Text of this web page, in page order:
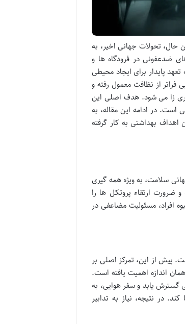
تحولات جهانی اخیر، به
ضدعفونی در فرودگاه ها و
پایدار برای ایجاد محیطی
از نظافت معمول رفته و
زا می شود. هدف اصلی این
است. در ادامه این مقاله، به
بهداشتی به کار گرفته
سلامت، به ویژه همه گیری
ارتقاء پروتکل ها را
افراد، مسئولیت مضاعفی در
پیش از این، تمرکز اصلی بر
همان اندازه اهمیت یافته است.
یابد و سفر هوایی، به
در نتیجه، نیاز به تدابیر